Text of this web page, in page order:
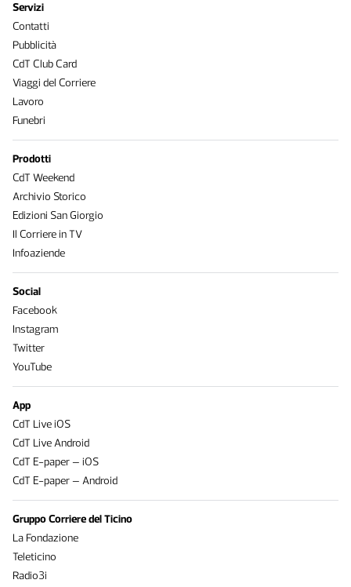
Servizi
Contatti
Pubblicità
CdT Club Card
Viaggi del Corriere
Lavoro
Funebri
Prodotti
CdT Weekend
Archivio Storico
Edizioni San Giorgio
Il Corriere in TV
Infoaziende
Social
Facebook
Instagram
Twitter
YouTube
App
CdT Live iOS
CdT Live Android
CdT E-paper – iOS
CdT E-paper – Android
Gruppo Corriere del Ticino
La Fondazione
Teleticino
Radio3i